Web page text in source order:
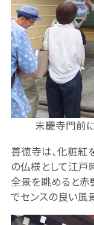
末慶寺門前
善徳寺は、化粧紅
の仏様として江戸
全景を眺めると赤
でセンスの良い風